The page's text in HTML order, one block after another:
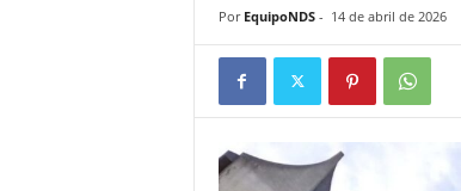
Por EquipoNDS- 14 de abril de 2026